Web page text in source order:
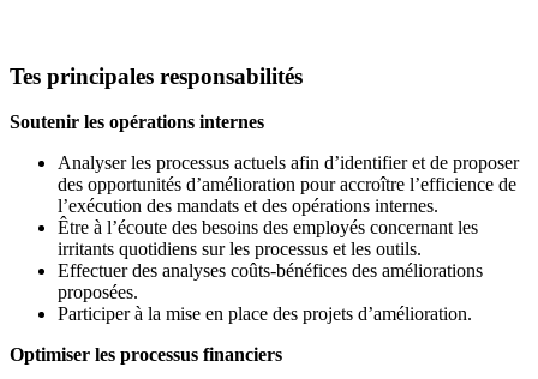
Tes principales responsabilités
Soutenir les opérations internes
Analyser les processus actuels afin d’identifier et de proposer
des opportunités d’amélioration pour accroître l’efficience de
l’exécution des mandats et des opérations internes.
Être à l’écoute des besoins des employés concernant les
irritants quotidiens sur les processus et les outils.
Effectuer des analyses coûts-bénéfices des améliorations
proposées.
Participer à la mise en place des projets d’amélioration.
Optimiser les processus financiers